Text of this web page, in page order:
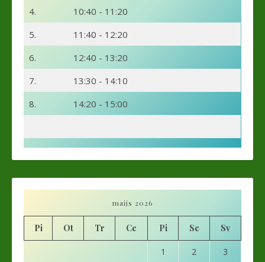
4.
10:40 - 11:20
5.
11:40 - 12:20
6.
12:40 - 13:20
7.
13:30 - 14:10
8.
14:20 - 15:00
maijs 2026
Pi Ot Tr Ce Pi Se Sv
1 2 3